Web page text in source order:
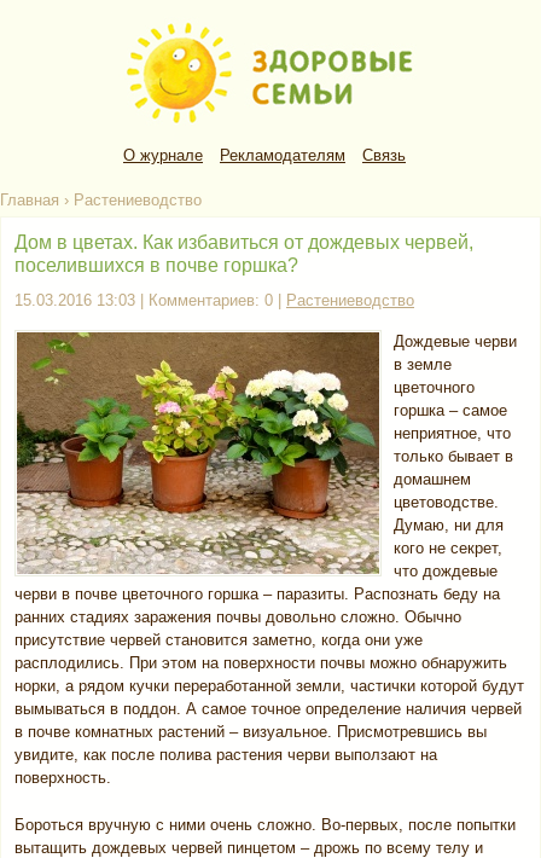
О журнале Рекламодателям Связь
Главная › Растениеводство
Дом в цветах. Как избавиться от дождевых червей,
поселившихся в почве горшка?
15.03.2016 13:03 | Комментариев: 0 | Растениеводство
Дождевые черви
в земле
цветочного
горшка – самое
неприятное, что
только бывает в
домашнем
цветоводстве.
Думаю, ни для
кого не секрет,
что дождевые
черви в почве цветочного горшка – паразиты. Распознать беду на
ранних стадиях заражения почвы довольно сложно. Обычно
присутствие червей становится заметно, когда они уже
расплодились. При этом на поверхности почвы можно обнаружить
норки, а рядом кучки переработанной земли, частички которой будут
вымываться в поддон. А самое точное определение наличия червей
в почве комнатных растений – визуальное. Присмотревшись вы
увидите, как после полива растения черви выползают на
поверхность.
Бороться вручную с ними очень сложно. Во-первых, после попытки
вытащить дождевых червей пинцетом – дрожь по всему телу и